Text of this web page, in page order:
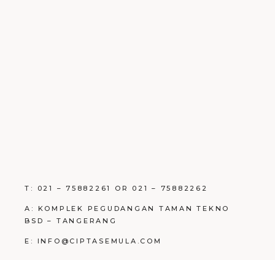
T: 021 – 75882261 OR 021 – 75882262
A: KOMPLEK PEGUDANGAN TAMAN TEKNO
BSD – TANGERANG
E: INFO@CIPTASEMULA.COM